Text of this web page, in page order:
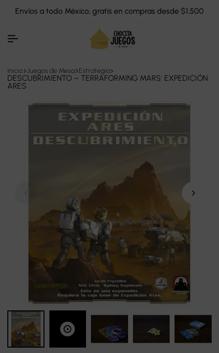
Envíos a todo México, gratis en compras desde $1,500
Inicio Juegos de Mesa Estrategia
DESCUBRIMIENTO – TERRAFORMING MARS: EXPEDICIÓN
ARES